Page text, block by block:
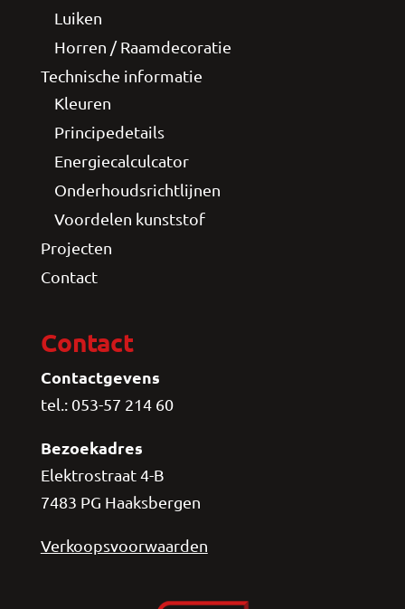
Luiken
Horren / Raamdecoratie
Technische informatie
Kleuren
Principedetails
Energiecalculcator
Onderhoudsrichtlijnen
Voordelen kunststof
Projecten
Contact
Contact
Contactgevens
tel.: 053-57 214 60
Bezoekadres
Elektrostraat 4-B
7483 PG Haaksbergen
Verkoopsvoorwaarden